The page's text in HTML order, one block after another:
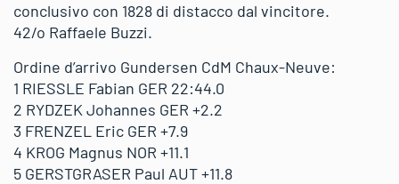
conclusivo con 1828 di distacco dal vincitore.
42/o Raffaele Buzzi.
Ordine d’arrivo Gundersen CdM Chaux-Neuve:
1 RIESSLE Fabian GER 22:44.0
2 RYDZEK Johannes GER +2.2
3 FRENZEL Eric GER +7.9
4 KROG Magnus NOR +11.1
5 GERSTGRASER Paul AUT +11.8